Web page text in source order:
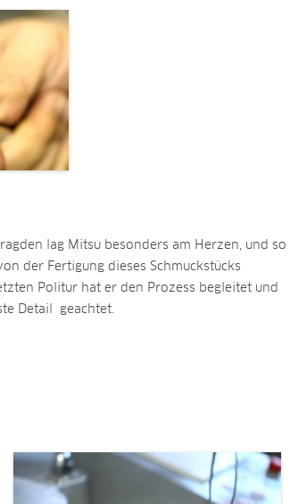
lag Mitsu besonders am Herzen, und so
der Fertigung dieses Schmuckstücks
Politur hat er den Prozess begleitet und
Detail geachtet.